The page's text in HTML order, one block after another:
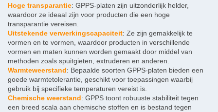
Hoge transparantie: GPPS-platen zijn uitzonderlijk helder,
waardoor ze ideaal zijn voor producten die een hoge
transparantie vereisen.
Uitstekende verwerkingscapaciteit: Ze zijn gemakkelijk te
vormen en te vormen, waardoor producten in verschillende
vormen en maten kunnen worden gemaakt door middel van
methoden zoals spuitgieten, extruderen en anderen.
Warmteweerstand: Bepaalde soorten GPPS-platen bieden een
goede warmtetolerantie, geschikt voor toepassingen waarbij
gebruik bij specifieke temperaturen vereist is.
Chemische weerstand: GPPS toont robuuste stabiliteit tegen
een breed scala aan chemische stoffen en is bestand tegen